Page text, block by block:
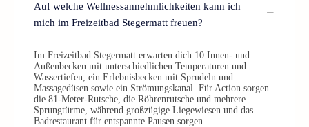
Auf welche Wellnessannehmlichkeiten kann ich
mich im Freizeitbad Stegermatt freuen?
Im Freizeitbad Stegermatt erwarten dich 10 Innen- und
Außenbecken mit unterschiedlichen Temperaturen und
Wassertiefen, ein Erlebnisbecken mit Sprudeln und
Massagedüsen sowie ein Strömungskanal. Für Action sorgen
die 81-Meter-Rutsche, die Röhrenrutsche und mehrere
Sprungtürme, während großzügige Liegewiesen und das
Badrestaurant für entspannte Pausen sorgen.